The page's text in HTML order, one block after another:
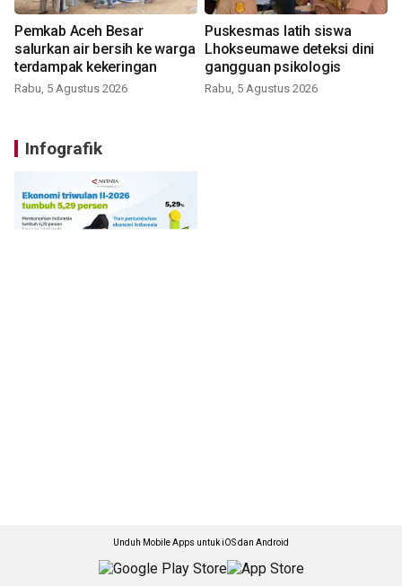
Pemkab Aceh Besar
salurkan air bersih ke warga
terdampak kekeringan
Rabu, 5 Agustus 2026
Puskesmas latih siswa
Lhokseumawe deteksi dini
gangguan psikologis
Rabu, 5 Agustus 2026
Infografik
Unduh Mobile Apps untuk iOS dan Android